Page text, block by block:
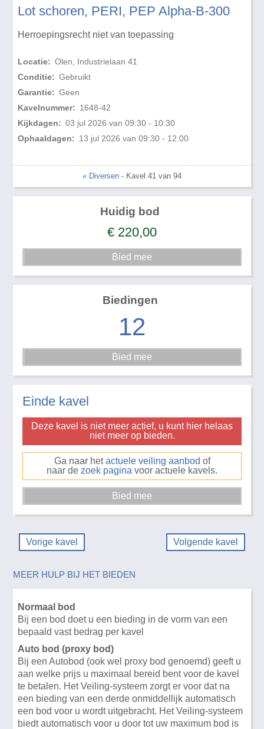
Lot schoren, PERI, PEP Alpha-B-300
Herroepingsrecht niet van toepassing
Locatie: Olen, Industrielaan 41
Conditie: Gebruikt
Garantie: Geen
Kavelnummer: 1648-42
Kijkdagen: 03 jul 2026 van 09:30 - 10:30
Ophaaldagen: 13 jul 2026 van 09:30 - 12:00
« Diversen - Kavel 41 van 94
Huidig bod
€ 220,00
Biedingen
12
Einde kavel
Deze kavel is niet meer actief, u kunt hier helaas
niet meer op bieden.
Ga naar hetactuele veiling aanbod of
naar de zoek pagina voor actuele kavels.
Vorige kavel Volgende kavel
MEER HULP BIJ HET BIEDEN
Normaal bod
Bij een bod doet u een bieding in de vorm van een
bepaald vast bedrag per kavel
Auto bod (proxy bod)
Bij een Autobod (ook wel proxy bod genoemd) geeft u
aan welke prijs u maximaal bereid bent voor de kavel
te betalen. Het Veiling-systeem zorgt er voor dat na
een bieding van een derde onmiddellijk automatisch
een bod voor u wordt uitgebracht. Het Veiling-systeem
biedt automatisch voor u door tot uw maximum bod is